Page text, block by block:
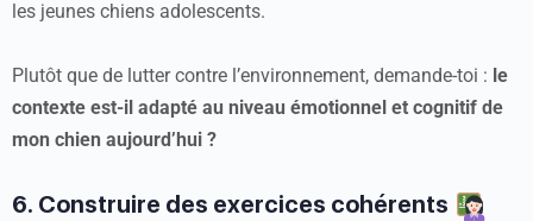
les jeunes chiens adolescents.
Plutôt que de lutter contre l’environnement, demande-toi : le
contexte est-il adapté au niveau émotionnel et cognitif de
mon chien aujourd’hui ?
6. Construire des exercices cohérents